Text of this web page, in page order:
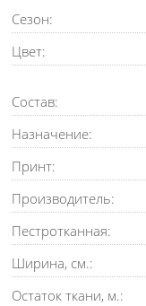
Сезон:
Цвет:
Состав:
Назначение:
Принт:
Производитель:
Пестротканная:
Ширина, см.:
Остаток ткани, м.: